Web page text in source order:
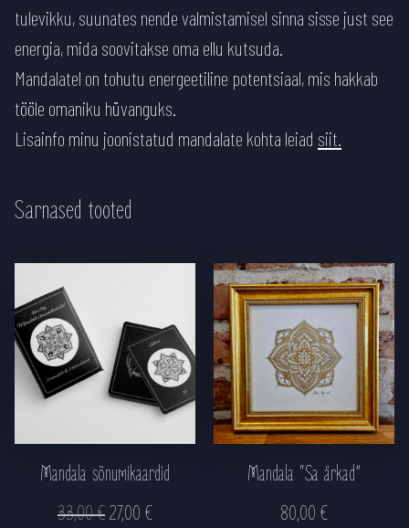
tulevikku, suunates nende valmistamisel sinna sisse just see
energia, mida soovitakse oma ellu kutsuda.
Mandalatel on tohutu energeetiline potentsiaal, mis hakkab
tööle omaniku hüvanguks.
Lisainfo minu joonistatud mandalate kohta leiad siit.
Sarnased tooted
Mandala sõnumikaardid
33,00€ Algne hind oli: 33,00 €.
27,00 €Praegune hind on: 27,00 €
Mandala “Sa ärkad”
80,00 €